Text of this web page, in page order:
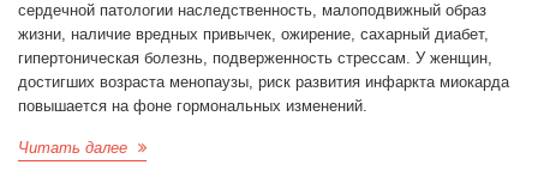
сердечной патологии наследственность, малоподвижный образ
жизни, наличие вредных привычек, ожирение, сахарный диабет,
гипертоническая болезнь, подверженность стрессам. У женщин,
достигших возраста менопаузы, риск развития инфаркта миокарда
повышается на фоне гормональных изменений.
Читать далее